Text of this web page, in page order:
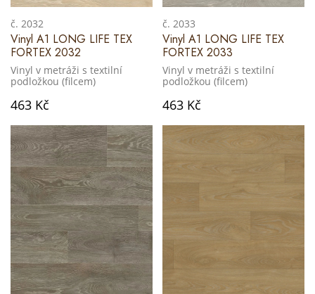
č. 2032
Vinyl A1 LONG LIFE TEX
FORTEX 2032
Vinyl v metráži s textilní
podložkou (filcem)
463 Kč
č. 2033
Vinyl A1 LONG LIFE TEX
FORTEX 2033
Vinyl v metráži s textilní
podložkou (filcem)
463 Kč